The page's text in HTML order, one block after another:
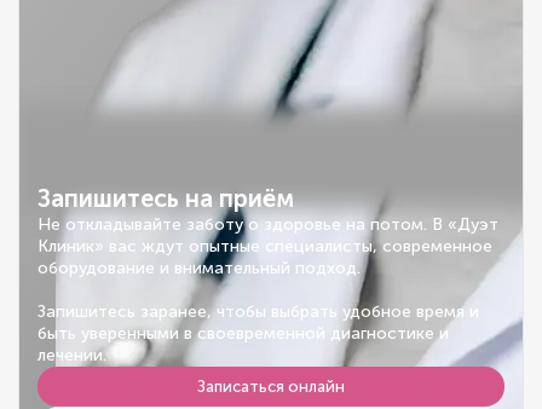
Запишитесь на приём
Не откладывайте заботу о здоровье на потом. В «Дуэт
Клиник» вас ждут опытные специалисты, современное
оборудование и внимательный подход.
Запишитесь заранее, чтобы выбрать удобное время и
быть уверенными в своевременной диагностике и
лечении.
Записаться онлайн